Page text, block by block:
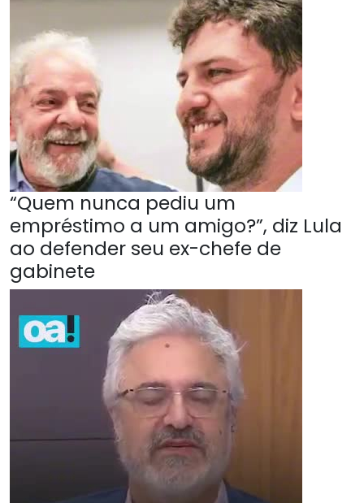
“Quem nunca pediu um
empréstimo a um amigo?”, diz Lula
ao defender seu ex-chefe de
gabinete